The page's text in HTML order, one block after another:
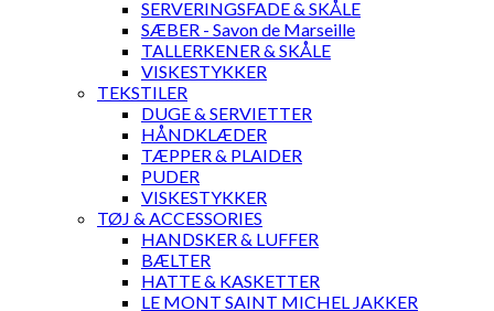
SERVERINGSFADE & SKÅLE
SÆBER - Savon de Marseille
TALLERKENER & SKÅLE
VISKESTYKKER
TEKSTILER
DUGE & SERVIETTER
HÅNDKLÆDER
TÆPPER & PLAIDER
PUDER
VISKESTYKKER
TØJ & ACCESSORIES
HANDSKER & LUFFER
BÆLTER
HATTE & KASKETTER
LE MONT SAINT MICHEL JAKKER